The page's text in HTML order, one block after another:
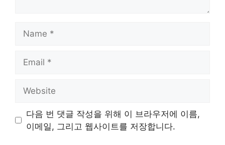
다음 번 댓글 작성을 위해 이 브라우저에 이름,
이메일, 그리고 웹사이트를 저장합니다.